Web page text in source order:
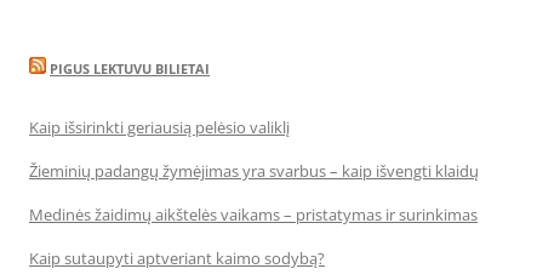
PIGUS LEKTUVU BILIETAI
Kaip išsirinkti geriausią pelėsio valiklį
Žieminių padangų žymėjimas yra svarbus – kaip išvengti klaidų
Medinės žaidimų aikštelės vaikams – pristatymas ir surinkimas
Kaip sutaupyti aptveriant kaimo sodybą?